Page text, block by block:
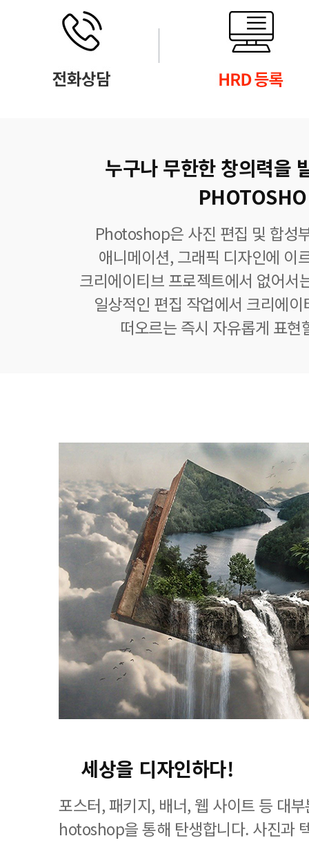
누구나 무한한 창의력을
Photoshop은 사진 편집 및 합성
애니메이션, 그래픽 디자인에 이
크리에이티브 프로젝트에서 없어서
일상적인 편집 작업에서 크리에
떠오르는 즉시 자유롭게 표현
세상을 디자인하다!
포스터, 패키지, 배너, 웹 사이트 등 대
hotoshop을 통해 탄생합니다. 사진과